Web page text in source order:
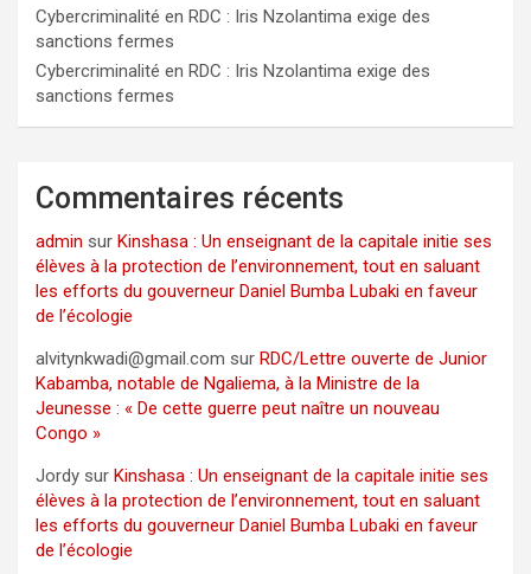
Cybercriminalité en RDC : Iris Nzolantima exige des
sanctions fermes
Cybercriminalité en RDC : Iris Nzolantima exige des
sanctions fermes
Commentaires récents
admin sur Kinshasa : Un enseignant de la capitale initie ses
élèves à la protection de l’environnement, tout en saluant
les efforts du gouverneur Daniel Bumba Lubaki en faveur
de l’écologie
alvitynkwadi@gmail.com sur RDC/Lettre ouverte de Junior
Kabamba, notable de Ngaliema, à la Ministre de la
Jeunesse : « De cette guerre peut naître un nouveau
Congo »
Jordy sur Kinshasa : Un enseignant de la capitale initie ses
élèves à la protection de l’environnement, tout en saluant
les efforts du gouverneur Daniel Bumba Lubaki en faveur
de l’écologie